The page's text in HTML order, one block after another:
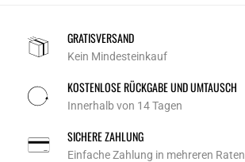
GRATISVERSAND
Kein Mindesteinkauf
KOSTENLOSE RÜCKGABE UND UMTAUSCH
Innerhalb von 14 Tagen
SICHERE ZAHLUNG
Einfache Zahlung in mehreren Raten